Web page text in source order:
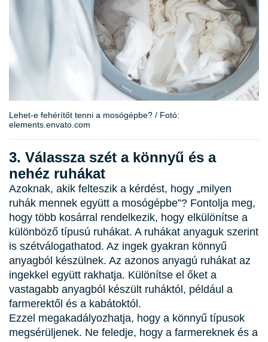
Lehet-e fehérítőt tenni a mosógépbe? / Fotó:
elements.envato.com
3. Válassza szét a könnyű és a
nehéz ruhákat
Azoknak, akik felteszik a kérdést, hogy „milyen
ruhák mennek együtt a mosógépbe”? Fontolja meg,
hogy több kosárral rendelkezik, hogy elkülönítse a
különböző típusú ruhákat. A ruhákat anyaguk szerint
is szétválogathatod. Az ingek gyakran könnyű
anyagból készülnek. Az azonos anyagú ruhákat az
ingekkel együtt rakhatja. Különítse el őket a
vastagabb anyagból készült ruháktól, például a
farmerektől és a kabátoktól.
Ezzel megakadályozhatja, hogy a könnyű típusok
megsérüljenek. Ne feledje, hogy a farmereknek és a